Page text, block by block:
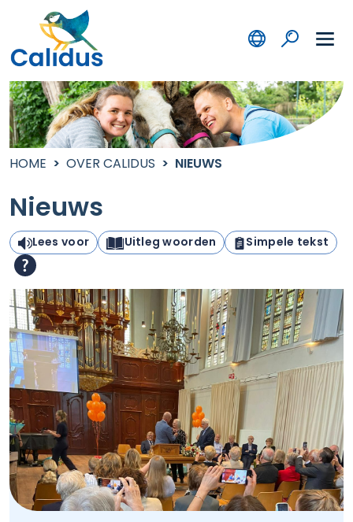
HOME OVER CALIDUS NIEUWS
Nieuws
Lees voor Uitleg woorden Simpele tekst